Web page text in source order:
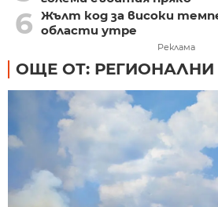
6 Жълт код за високи
области утре
Реклама
ОЩЕ ОТ: РЕГИОНАЛНИ